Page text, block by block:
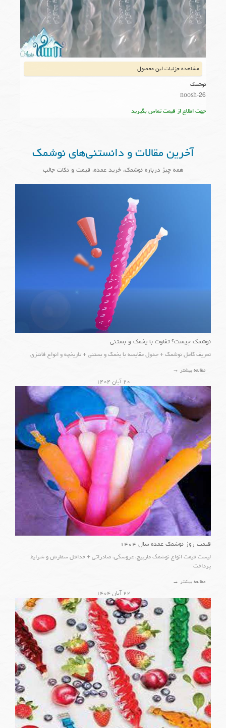
مشاهده جزئیات این محصول
نوشمک
noosh-26
جهت اطلاع از قیمت تماس بگیرید
آخرین مقالات و دانستنی‌های نوشمک
همه چیز درباره نوشمک، خرید عمده، قیمت و نکات جالب
نوشمک چیست؟ تفاوت با یخمک و بستنی
تعریف کامل نوشمک + جدول مقایسه با یخمک و بستنی + تاریخچه و انواع فانتزی
مطالعه بیشتر →
۲۰ آبان ۱۴۰۴
قیمت روز نوشمک عمده سال ۱۴۰۴
لیست قیمت انواع نوشمک مارپیچ، عروسکی، صادراتی + حداقل سفارش و شرایط
پرداخت
مطالعه بیشتر →
۲۲ آبان ۱۴۰۴